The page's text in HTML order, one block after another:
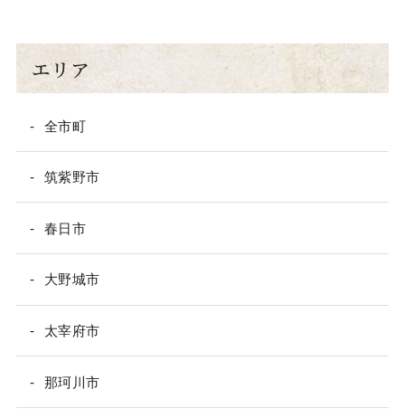
エリア
全市町
筑紫野市
春日市
大野城市
太宰府市
那珂川市